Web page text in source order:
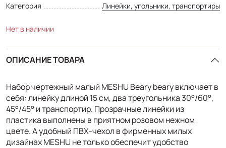
Категория
Линейки, угольники, транспортиры
Нет в наличии
ОПИСАНИЕ ТОВАРА
Набор чертежный малый MESHU Beary beary включает в
себя: линейку длиной 15 см, два треугольника 30°/60°,
45°/45° и транспортир. Прозрачные линейки из
пластика выполнены в приятном розовом нежном
цвете. А удобный ПВХ-чехол в фирменных милых
дизайнах MESHU не только обеспечит удобство